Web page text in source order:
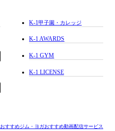
K-1甲子園・カレッジ
K-1 AWARDS
K-1 GYM
K-1 LICENSE
おすすめジム・ヨガおすすめ動画配信サービス